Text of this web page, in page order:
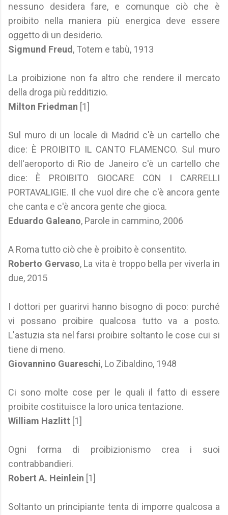
nessuno desidera fare, e comunque ciò che è
proibito nella maniera più energica deve essere
oggetto di un desiderio.
Sigmund Freud , Totem e tabù, 1913
La proibizione non fa altro che rendere il mercato
della droga più redditizio.
Milton Friedman [1]
Sul muro di un locale di Madrid c'è un cartello che
dice: È PROIBITO IL CANTO FLAMENCO. Sul muro
dell'aeroporto di Rio de Janeiro c'è un cartello che
dice: È PROIBITO GIOCARE CON I CARRELLI
PORTAVALIGIE. Il che vuol dire che c'è ancora gente
che canta e c'è ancora gente che gioca.
Eduardo Galeano, Parole in cammino, 2006
A Roma tutto ciò che è proibito è consentito.
Roberto Gervaso, La vita è troppo bella per viverla in
due, 2015
I dottori per guarirvi hanno bisogno di poco: purché
vi possano proibire qualcosa tutto va a posto.
L'astuzia sta nel farsi proibire soltanto le cose cui si
tiene di meno.
Giovannino Guareschi, Lo Zibaldino, 1948
Ci sono molte cose per le quali il fatto di essere
proibite costituisce la loro unica tentazione.
William Hazlitt [1]
Ogni forma di proibizionismo crea i suoi
contrabbandieri.
Robert A. Heinlein [1]
Soltanto un principiante tenta di imporre qualcosa a